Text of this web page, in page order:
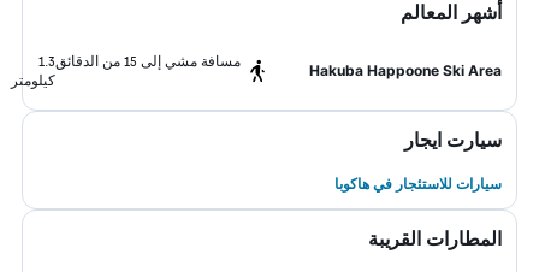
أشهر المعالم
Hakuba Happoone Ski Area
مسافة مشي إلى 15 من الدقائق
1.3
كيلومتر
سيارت ايجار
سيارات للاستئجار في هاكوبا
المطارات القريبة